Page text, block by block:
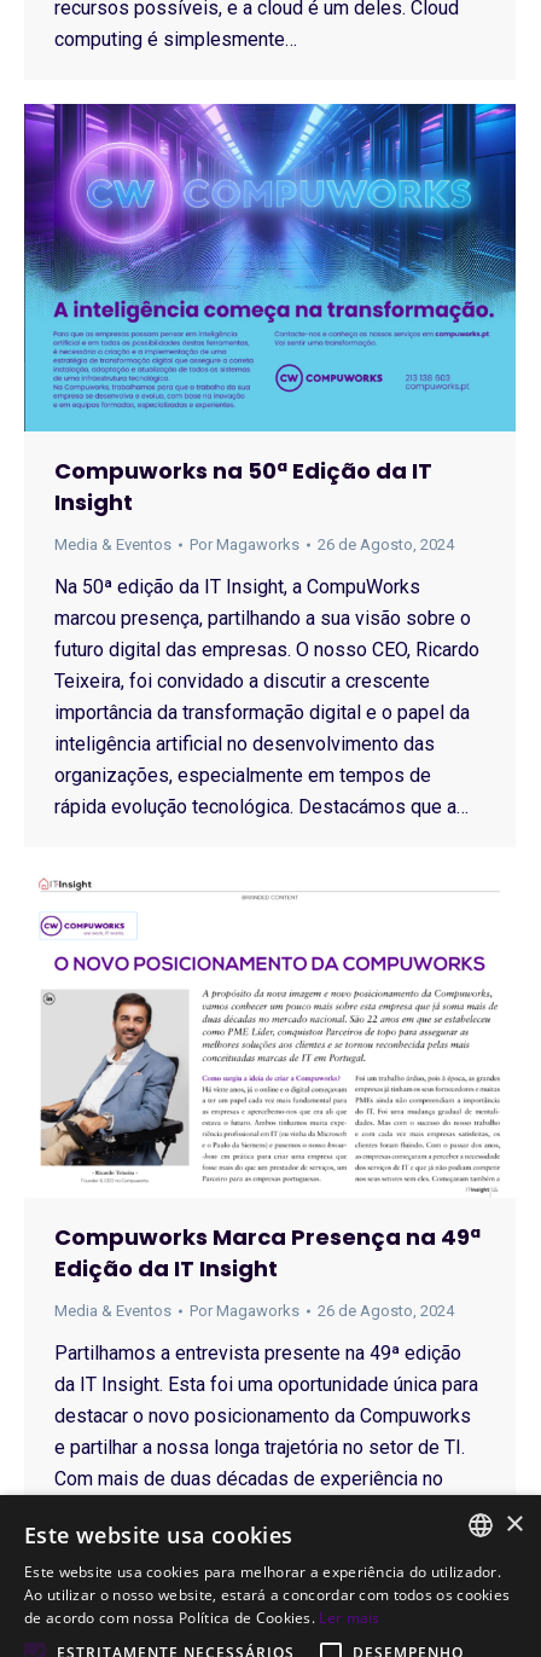
recursos possíveis, e a cloud é um deles. Cloud
computing é simplesmente…
Compuworks na 50ª Edição da IT
Insight
Media & Eventos Por Magaworks 26 de Agosto, 2024
Na 50ª edição da IT Insight, a CompuWorks
marcou presença, partilhando a sua visão sobre o
futuro digital das empresas. O nosso CEO, Ricardo
Teixeira, foi convidado a discutir a crescente
importância da transformação digital e o papel da
inteligência artificial no desenvolvimento das
organizações, especialmente em tempos de
rápida evolução tecnológica. Destacámos que a…
Compuworks Marca Presença na 49ª
Edição da IT Insight
Media & Eventos Por Magaworks 26 de Agosto, 2024
Partilhamos a entrevista presente na 49ª edição
da IT Insight. Esta foi uma oportunidade única para
destacar o novo posicionamento da Compuworks
e partilhar a nossa longa trajetória no setor de TI.
Com mais de duas décadas de experiência no
constantemente, acompanhando as
transformações tecnológicas e as necessidades
das empresas.…
PORTUGUESE
×
Este website usa cookies
Este website usa cookies para melhorar a experiência do utilizador.
Ao utilizar o nosso website, estará a concordar com todos os cookies
de acordo com nossa Política de Cookies. Ler mais
ESTRITAMENTE NECESSÁRIOS
DESEMPENHO